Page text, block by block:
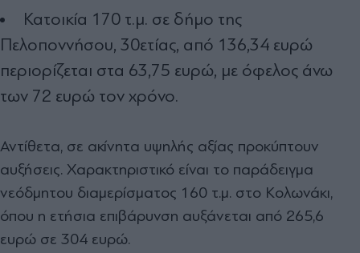
Κατοικία 170 τ.μ. σε δήμο της
Πελοποννήσου, 30ετίας, από 136,34 ευρώ
περιορίζεται στα 63,75 ευρώ, με όφελος άνω
των 72 ευρώ τον χρόνο.
Αντίθετα, σε ακίνητα υψηλής αξίας προκύπτουν
αυξήσεις. Χαρακτηριστικό είναι το παράδειγμα
νεόδμητου διαμερίσματος 160 τ.μ. στο Κολωνάκι,
όπου η ετήσια επιβάρυνση αυξάνεται από 265,6
ευρώ σε 304 ευρώ.